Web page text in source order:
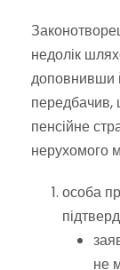
недолік
доповнивши
передбачив,
пенсійне
нерухомого
особа
не